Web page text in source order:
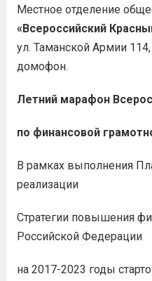
Местное отделение
«Всероссийский
ул. Таманской Армии
домофон.
Летний марафон
по финансовой
В рамках выполнения
реализации
Стратегии повышения
Российской Федерации
на 2017-2023 годы